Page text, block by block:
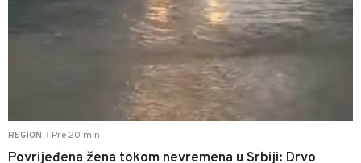
REGION Pre 20 min
Povrijeđena žena tokom nevremena u Srbiji: Drvo